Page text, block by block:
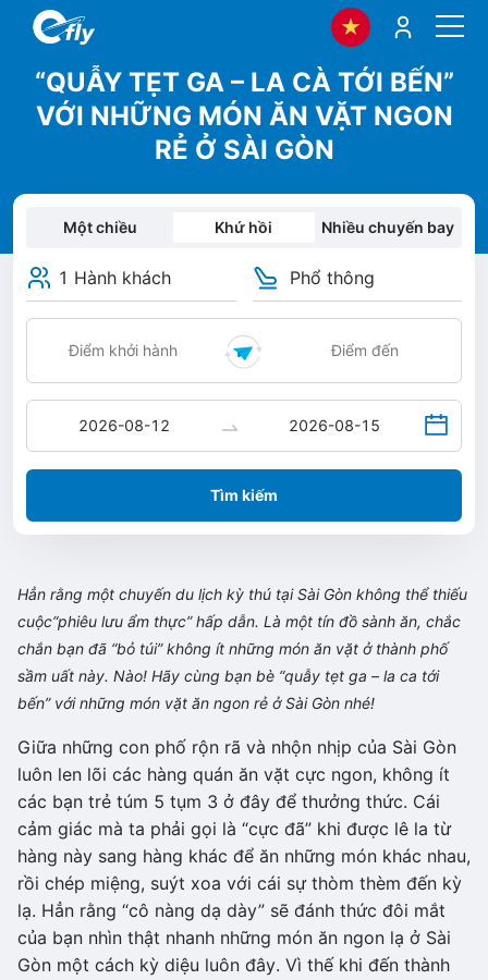
“QUẪY TẸT GA – LA CÀ TỚI BẾN”
VỚI NHỮNG MÓN ĂN VẶT NGON
RẺ Ở SÀI GÒN
Một chiều Khứ hồi Nhiều chuyến bay
1 Hành khách Phổ thông
Tìm kiếm
Hẳn rằng một chuyến du lịch kỳ thú tại Sài Gòn không thể thiếu
cuộc“phiêu lưu ẩm thực” hấp dẫn. Là một tín đồ sành ăn, chắc
chắn bạn đã “bỏ túi” không ít những món ăn vặt ở thành phố
sầm uất này. Nào! Hãy cùng bạn bè “quẫy tẹt ga – la ca tới
bến” với những món vặt ăn ngon rẻ ở Sài Gòn nhé!
Giữa những con phố rộn rã và nhộn nhịp của Sài Gòn
luôn len lõi các hàng quán ăn vặt cực ngon, không ít
các bạn trẻ túm 5 tụm 3 ở đây để thưởng thức. Cái
cảm giác mà ta phải gọi là “cực đã” khi được lê la từ
hàng này sang hàng khác để ăn những món khác nhau,
rồi chép miệng, suýt xoa với cái sự thòm thèm đến kỳ
lạ. Hẳn rằng “cô nàng dạ dày” sẽ đánh thức đôi mắt
của bạn nhìn thật nhanh những món ăn ngon lạ ở Sài
Gòn một cách kỳ diệu luôn đây. Vì thế khi đến thành